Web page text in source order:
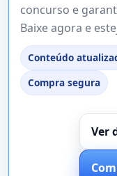
concurso e
Baixe agora e
Conteúdo
Compra segura
Ver